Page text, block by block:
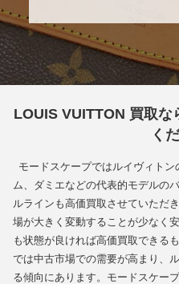
LOUIS VUITTON 買取な
く
モードスケープではルイヴィト
ム、ダミエなどの代表的モデルの
ルラインも高価買取させていただ
場が大きく変動することが少なく
も状態が良ければ高価買取できる
では中古市場での需要が高まり、
る傾向にあります。モードスケー